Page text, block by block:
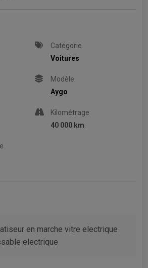
Catégorie
Voitures
Modèle
Aygo
Kilométrage
40 000 km
en marche vitre electrique
electrique